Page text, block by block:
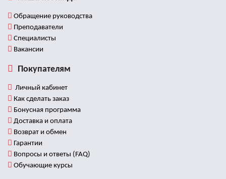
Обращение руководства
Преподаватели
Специалисты
Вакансии
Покупателям
Личный кабинет
Как сделать заказ
Бонусная программа
Доставка и оплата
Возврат и обмен
Гарантии
Вопросы и ответы (FAQ)
Обучающие курсы